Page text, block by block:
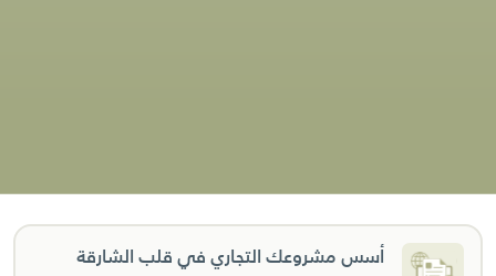
أسس مشروعك التجاري في قلب الشارقة